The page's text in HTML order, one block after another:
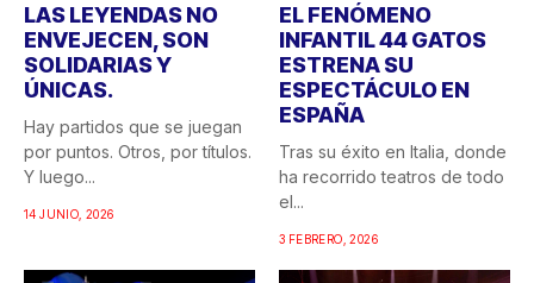
LAS LEYENDAS NO
ENVEJECEN, SON
SOLIDARIAS Y
ÚNICAS.
Hay partidos que se juegan
por puntos. Otros, por títulos.
Y luego...
14 JUNIO, 2026
EL FENÓMENO
INFANTIL 44 GATOS
ESTRENA SU
ESPECTÁCULO EN
ESPAÑA
Tras su éxito en Italia, donde
ha recorrido teatros de todo
el...
3 FEBRERO, 2026